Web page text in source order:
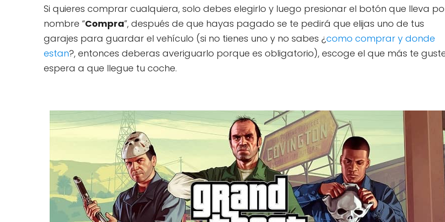
Si quieres comprar cualquiera, solo debes elegirlo y luego presionar el botón que lleva
nombre “Compra”, después de que hayas pagado se te pedirá que elijas uno de tus
garajes para guardar el vehículo (si no tienes uno y no sabes ¿como comprar y donde
estan?, entonces deberas averiguarlo porque es obligatorio), escoge el que más te
espera a que llegue tu coche.